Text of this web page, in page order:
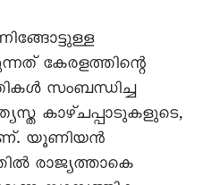
കേരളത്തിന്റെ
സംബന്ധിച്ച
കാഴ്ചപ്പാടുകളുടെ,
യൂണിയൻ
രാജ്യത്താകെ